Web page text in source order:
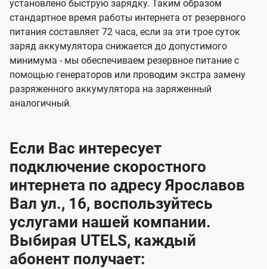
установлено быструю зарядку. Таким образом
стандартное время работы интернета от резервного
питания составляет 72 часа, если за эти трое суток
заряд аккумулятора снижается до допустимого
минимума - мы обеспечиваем резервное питание с
помощью генераторов или проводим экстра замену
разряженного аккумулятора на заряженный
аналогичный.
Если Вас интересует
подключение скоростного
интернета по адресу Ярославов
Вал ул., 16, воспользуйтесь
услугами нашей компании.
Выбирая UTELS, каждый
абонент получает: